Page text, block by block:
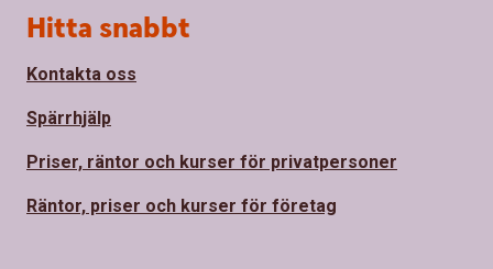
Sidfot
Hitta snabbt
Kontakta oss
Spärrhjälp
Priser, räntor och kurser för privatpersoner
Räntor, priser och kurser för företag